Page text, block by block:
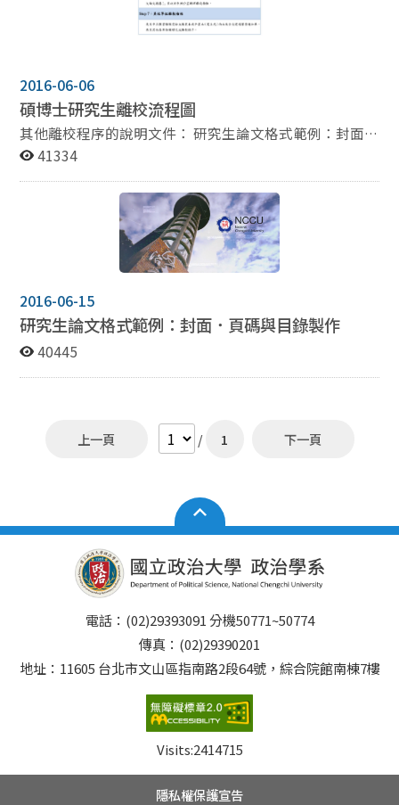
2016-06-06
碩博士研究生離校流程圖
其他離校程序的說明文件： 研究生論文格式範例：封面．
頁碼與目錄製作 建檔說明：線上建檔暨上傳電子論文檔作
41334
2016-06-15
研究生論文格式範例：封面．頁碼與目錄製作
40445
上一頁 / 1 下一頁
電話：(02)29393091 分機50771~50774
傳真：(02)29390201
地址：11605 台北市文山區指南路2段64號，綜合院館南棟7樓
Visits:2414715
隱私權保護宣告